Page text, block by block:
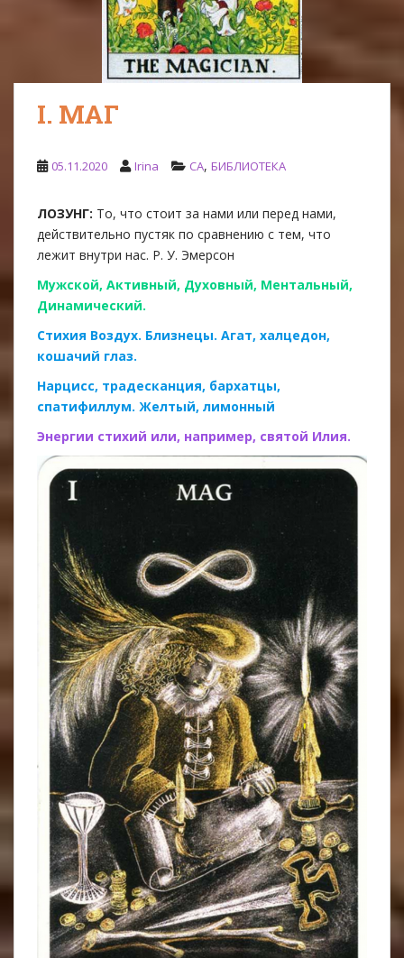
I. МАГ
05.11.2020 Irina CA, БИБЛИОТЕКА
ЛОЗУНГ: То, что стоит за нами или перед нами,
действительно пустяк по сравнению с тем, что
лежит внутри нас. Р. У. Эмерсон
Мужской, Активный, Духовный, Ментальный,
Динамический.
Стихия Воздух. Близнецы. Агат, халцедон,
кошачий глаз.
Нарцисс, традесканция, бархатцы,
спатифиллум. Желтый, лимонный
Энергии стихий или, например, святой Илия.